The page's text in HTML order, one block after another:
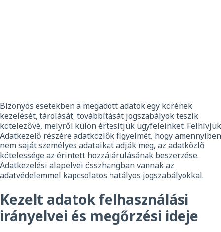
Bizonyos esetekben a megadott adatok egy körének
kezelését, tárolását, továbbítását jogszabályok teszik
kötelezővé, melyről külön értesítjük ügyfeleinket. Felhívjuk
Adatkezelő részére adatközlők figyelmét, hogy amennyiben
nem saját személyes adataikat adják meg, az adatközlő
kötelessége az érintett hozzájárulásának beszerzése.
Adatkezelési alapelvei összhangban vannak az
adatvédelemmel kapcsolatos hatályos jogszabályokkal.
Kezelt adatok felhasználási
irányelvei és megőrzési ideje